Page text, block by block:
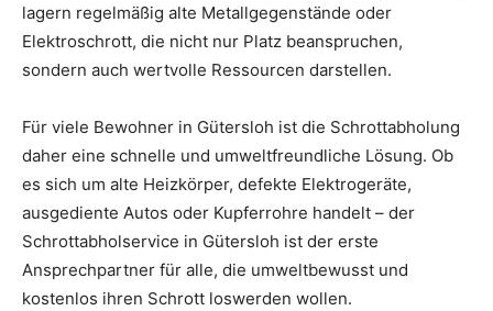
lagern regelmäßig alte Metallgegenstände oder
Elektroschrott, die nicht nur Platz beanspruchen,
sondern auch wertvolle Ressourcen darstellen.
Für viele Bewohner in Gütersloh ist die Schrottabholung
daher eine schnelle und umweltfreundliche Lösung. Ob
es sich um alte Heizkörper, defekte Elektrogeräte,
ausgediente Autos oder Kupferrohre handelt – der
Schrottabholservice in Gütersloh ist der erste
Ansprechpartner für alle, die umweltbewusst und
kostenlos ihren Schrott loswerden wollen.